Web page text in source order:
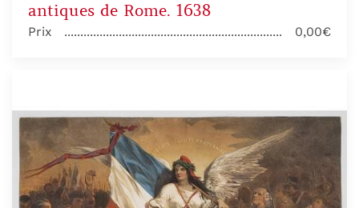
antiques de Rome. 1638
Prix 0,00€